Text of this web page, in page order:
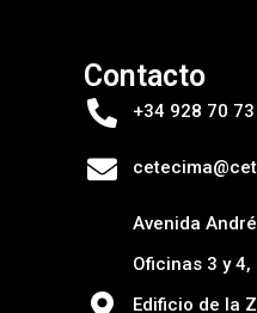
Contacto
+34 928 70
Avenida
Oficinas 3 y
Edificio de la